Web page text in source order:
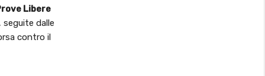
Libere
seguite dalle
contro il